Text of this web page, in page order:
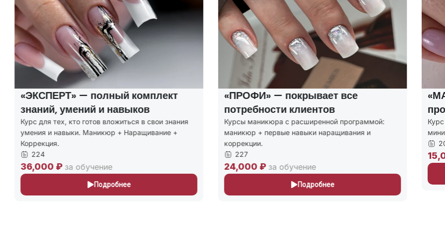
«ЭКСПЕРТ» — полный комплект
знаний, умений и навыков
Курс для тех, кто готов вложиться в свои знания
умения и навыки. Маникюр + Наращивание +
Коррекция.
224
36,000 ₽ за обучение
Подробнее
«ПРОФИ» — покрывает все
потребности клиентов
Курсы маникюра с расширенной программой:
маникюр + первые навыки наращивания и
коррекции.
227
24,000 ₽ за обучение
Подробнее
Курс
208